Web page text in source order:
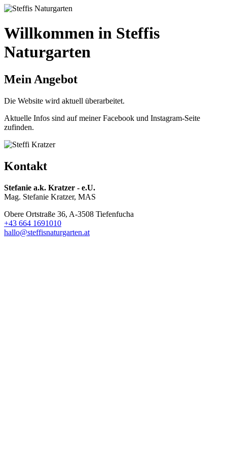
Willkommen in Steffis
Naturgarten
Mein Angebot
Die Website wird aktuell überarbeitet.
Aktuelle Infos sind auf meiner Facebook und Instagram-Seite
zufinden.
Kontakt
Stefanie a.k. Kratzer - e.U.
Mag. Stefanie Kratzer, MAS
Obere Ortstraße 36, A-3508 Tiefenfucha
+43 664 1691010
hallo@steffisnaturgarten.at